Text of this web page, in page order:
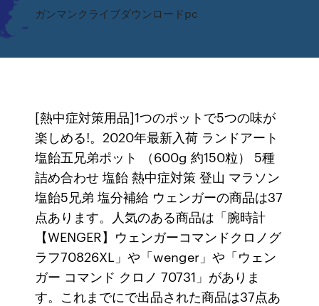
ガンマンクライブダウンロードpc
[熱中症対策用品]1つのポットで5つの味が
楽しめる!。2020年最新入荷 ランドアート
塩飴五兄弟ポット （600g 約150粒） 5種
詰め合わせ 塩飴 熱中症対策 登山 マラソン
塩飴5兄弟 塩分補給 ウェンガーの商品は37
点あります。人気のある商品は「腕時計
【WENGER】ウェンガーコマンドクロノグ
ラフ70826XL」や「wenger」や「ウェン
ガー コマンド クロノ 70731」がありま
す。これまでにで出品された商品は37点あ